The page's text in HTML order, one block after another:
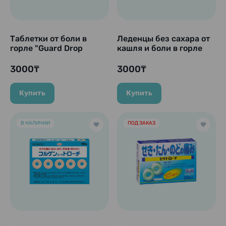
Таблетки от боли в
горле "Guard Drop
зеленого яблока, 24 шт
3000₸
Купить
Леденцы без сахара от
кашля и боли в горле
"Lulu Troche Lozenges
3000₸
Купить
В НАЛИЧИИ ПОД ЗАКАЗ